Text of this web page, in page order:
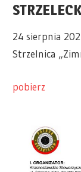
24 sierpnia
Strzelnica
pobierz